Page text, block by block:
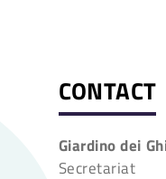
CONTACT
Giardino dei
Secretariat